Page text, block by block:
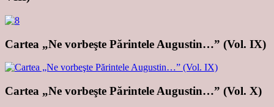
Cartea „Ne vorbeşte Părintele Augustin…” (Vol. IX)
Cartea „Ne vorbeşte Părintele Augustin…” (Vol. X)